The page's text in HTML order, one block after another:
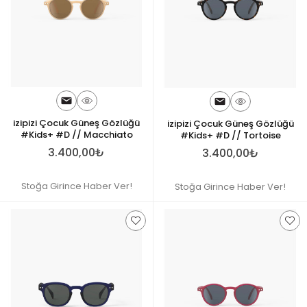
izipizi Çocuk Güneş Gözlüğü
#Kids+ #D // Macchiato
3.400,00₺
Stoğa Girince Haber Ver!
izipizi Çocuk Güneş Gözlüğü
#Kids+ #D // Tortoise
3.400,00₺
Stoğa Girince Haber Ver!